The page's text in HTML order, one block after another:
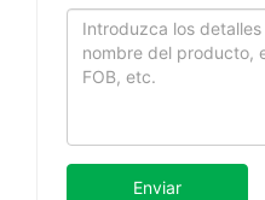
Enviar